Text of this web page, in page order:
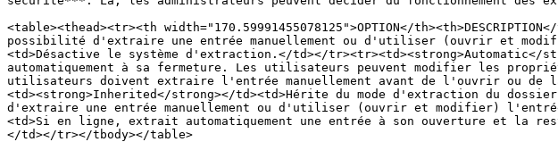
<table><thead><tr><th width="170.59991455078125">OPTION</
possibilité d'extraire une entrée manuellement ou d'utiliser (ouvrir et
<td>Désactive le système d'extraction.</td></
automatiquement à sa fermeture. Les utilisateurs peuvent modifier les
utilisateurs doivent extraire l'entrée manuellement avant de l'ouvrir ou de
<td><strong>Inherited</strong></td><td>Hérite du mode d'extraction du
d'extraire une entrée manuellement ou d'utiliser (ouvrir et modifier) l'entrée
<td>Si en ligne, extrait automatiquement une entrée à son ouverture et la
</td></tr></tbody></table>